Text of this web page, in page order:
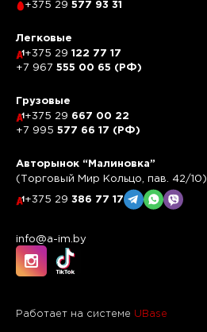
+375 29 577 93 31
Легковые
+375 29 122 77 17
+7 967 555 00 65 (РФ)
Грузовые
+375 29 667 00 22
+7 995 577 66 17 (РФ)
Авторынок “Малиновка”
(Торговый Мир Кольцо, пав. 42/10)
+375 29 386 77 17
info@a-im.by
Работает на системе UBase